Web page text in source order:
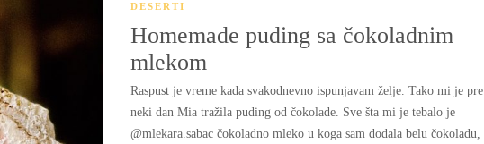
DESERTI
Homemade puding sa čokoladnim
mlekom
Raspust je vreme kada svakodnevno ispunjavam želje. Tako mi je pre
neki dan Mia tražila puding od čokolade. Sve šta mi je tebalo je
@mlekara.sabac čokoladno mleko u koga sam dodala belu čokoladu,